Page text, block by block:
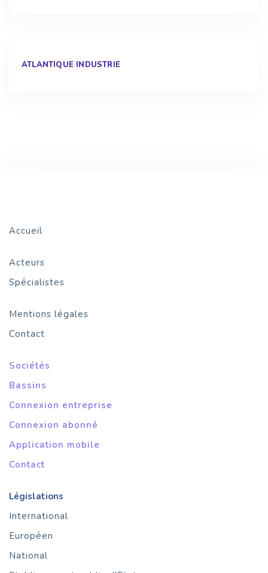
ATLANTIQUE INDUSTRIE
Accueil
Acteurs
Spécialistes
Mentions légales
Contact
Sociétés
Bassins
Connexion entreprise
Connexion abonné
Application mobile
Contact
Législations
International
Européen
National